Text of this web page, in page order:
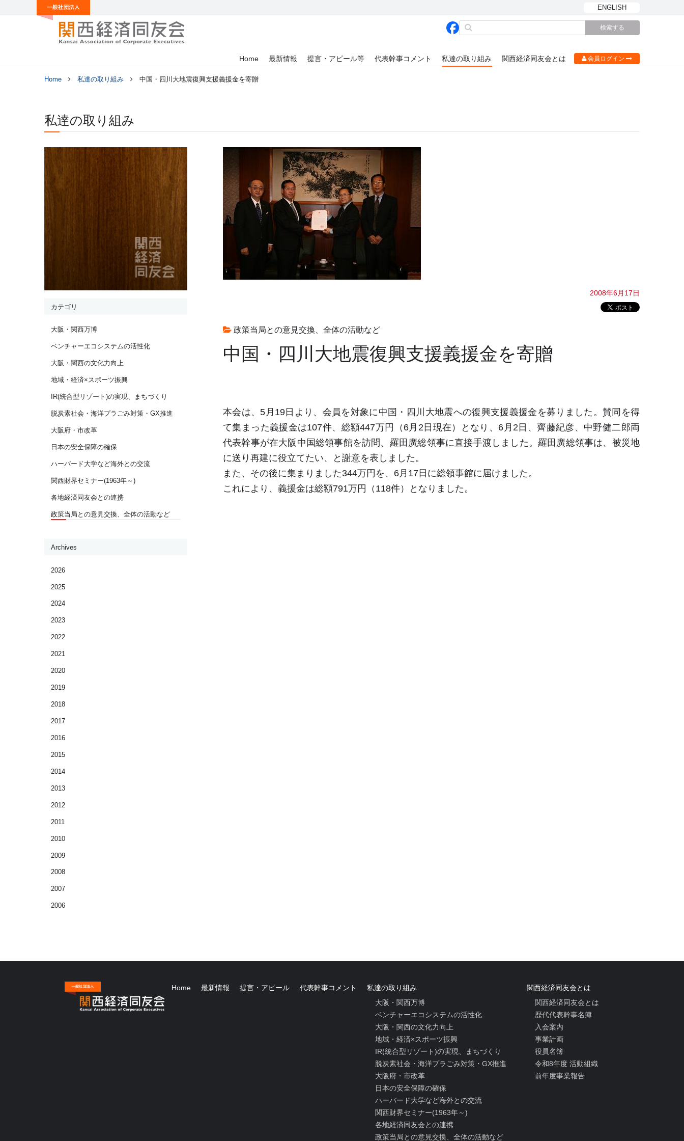
ENGLISH
会員ログイン
Home 最新情報 提言・アピール等 代表幹事コメント 私達の取り組み 関西経済同友会とは
Home 私達の取り組み 中国・四川大地震復興支援義援金を寄贈
私達の取り組み
2008年6月17日
政策当局との意見交換、全体の活動など
中国・四川大地震復興支援義援金を寄贈
本会は、5月19日より、会員を対象に中国・四川大地震への復興支援義援金を募りました。賛同を得
て集まった義援金は107件、総額447万円（6月2日現在）となり、6月2日、齊藤紀彦、中野健二郎両
代表幹事が在大阪中国総領事館を訪問、羅田廣総領事に直接手渡しました。羅田廣総領事は、被災地
に送り再建に役立てたい、と謝意を表しました。
また、その後に集まりました344万円を、6月17日に総領事館に届けました。
これにより、義援金は総額791万円（118件）となりました。
カテゴリ
大阪・関西万博
ベンチャーエコシステムの活性化
大阪・関西の文化力向上
地域・経済×スポーツ振興
IR(統合型リゾート)の実現、まちづくり
脱炭素社会・海洋プラごみ対策・GX推進
大阪府・市改革
日本の安全保障の確保
ハーバード大学など海外との交流
関西財界セミナー(1963年～)
各地経済同友会との連携
政策当局との意見交換、全体の活動など
Archives
2026
2025
2024
2023
2022
2021
2020
2019
2018
2017
2016
2015
2014
2013
2012
2011
2010
2009
2008
2007
2006
Home 最新情報 提言・アピール 代表幹事コメント
私達の取り組み
大阪・関西万博
ベンチャーエコシステムの活性化
大阪・関西の文化力向上
地域・経済×スポーツ振興
IR(統合型リゾート)の実現、まちづくり
脱炭素社会・海洋プラごみ対策・GX推進
大阪府・市改革
日本の安全保障の確保
ハーバード大学など海外との交流
関西財界セミナー(1963年～)
各地経済同友会との連携
政策当局との意見交換、全体の活動など
関西経済同友会とは
関西経済同友会とは
歴代代表幹事名簿
入会案内
事業計画
役員名簿
令和8年度 活動組織
前年度事業報告